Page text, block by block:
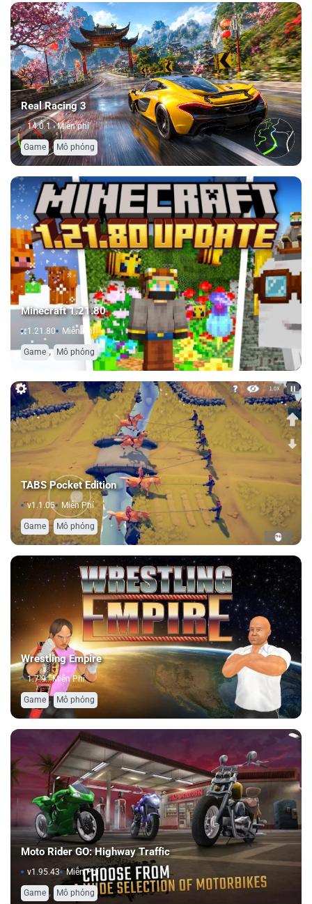
Real Racing 3
14.0.1 Miễn phí
Game , Mô phỏng
Minecraft 1.21.80
1.21.80 Miễn Phí
Game , Mô phỏng
TABS Pocket Edition
v1.1.05 Miễn Phí
Game , Mô phỏng
Wrestling Empire
1.7.9 Miễn Phí
Game , Mô phỏng
Moto Rider GO: Highway Traffic
v1.95.43 Miễn Phí
Game , Mô phỏng